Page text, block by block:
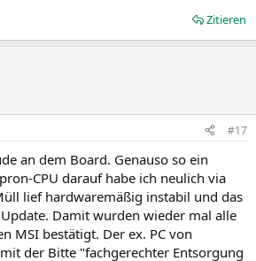
Zitieren
#17
an dem Board. Genauso so ein
CPU darauf habe ich neulich via
lief hardwaremäßig instabil und das
Damit wurden wieder mal alle
MSI bestätigt. Der ex. PC von
der Bitte "fachgerechter Entsorgung